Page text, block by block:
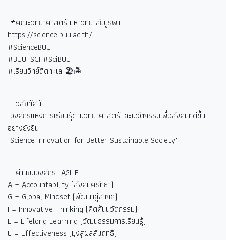
----------------------------------
📌คณะวิทยาศาสตร์ มหาวิทยาลัยบูรพา
https://science.buu.ac.th/
#ScienceBUU
#BUUFSCI #SciBUU
#เรียนวิทย์ติดทะเล 🏖🏝
----------------------------------
🔸วิสัยทัศน์
"องค์กรแห่งการเรียนรู้ด้านวิทยาศาสตร์และนวัตกรรมเพื่อสังคมที่ดีขึ้น
อย่างยั่งยืน"
"Science Innovation for Better Sustainable Society"
----------------------------------
🔸ค่านิยมองค์กร "AGILE"
A = Accountability (สังคมศรัทธา)
G = Global Mindset (พัฒนาสู่สากล)
I = Innovative Thinking (คิดค้นนวัตกรรม)
L = Lifelong Learning (วัฒนธรรมการเรียนรู้)
E = Effectiveness (มุ่งสู่ผลสัมฤทธิ์)